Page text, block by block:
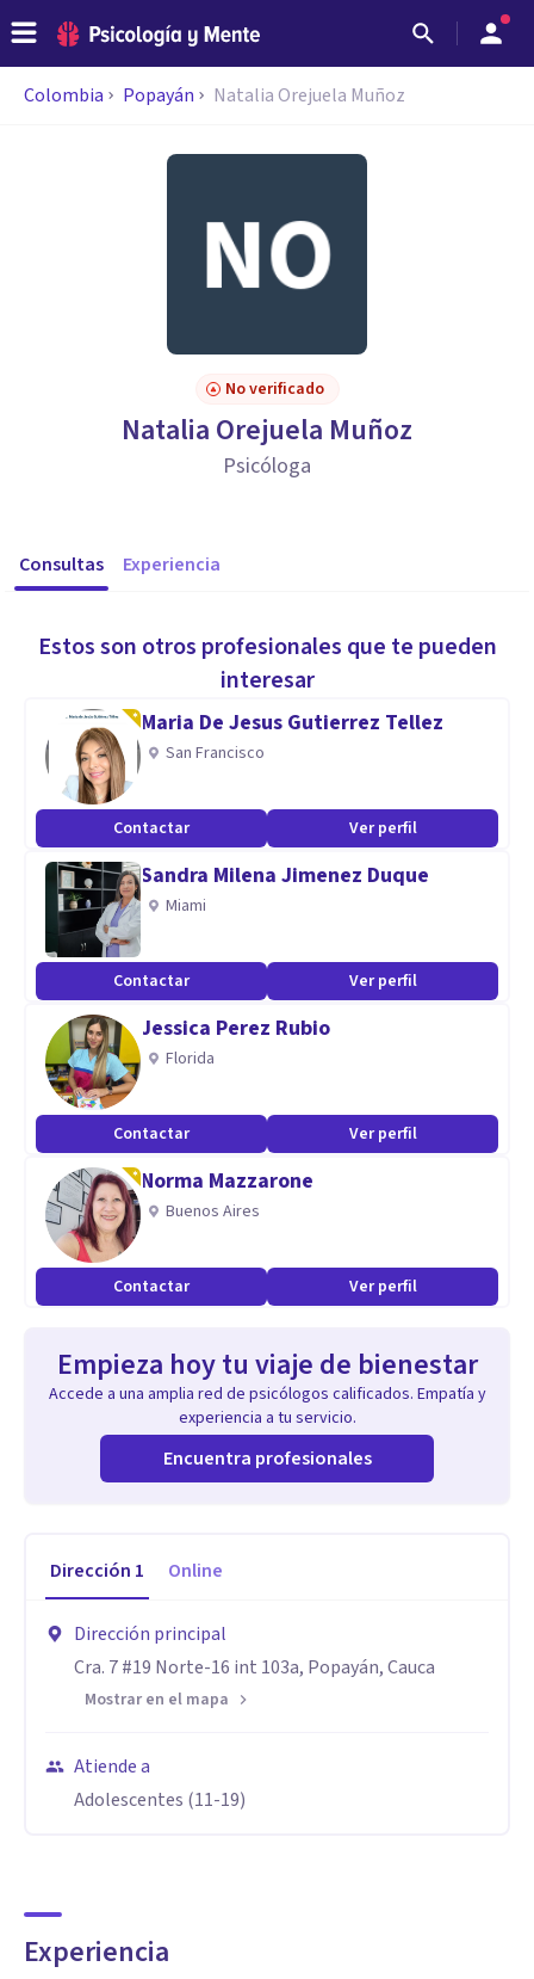
Colombia Popayán Natalia Orejuela Muñoz
No verificado
Natalia Orejuela Muñoz
Psicóloga
Consultas Experiencia
Estos son otros profesionales que te pueden
interesar
Maria De Jesus Gutierrez Tellez
San Francisco
Contactar Ver perfil
Sandra Milena Jimenez Duque
Miami
Contactar Ver perfil
Jessica Perez Rubio
Florida
Contactar Ver perfil
Norma Mazzarone
Buenos Aires
Contactar Ver perfil
Empieza hoy tu viaje de bienestar
Accede a una amplia red de psicólogos calificados. Empatía y
experiencia a tu servicio.
Encuentra profesionales
Dirección 1 Online
Dirección principal
Cra. 7 #19 Norte-16 int 103a, Popayán, Cauca
Mostrar en el mapa
Atiende a
Adolescentes (11-19)
Experiencia